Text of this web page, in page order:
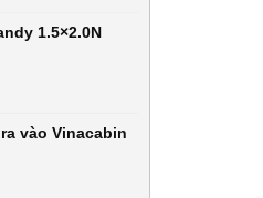
1.5×2.0N
vào Vinacabin